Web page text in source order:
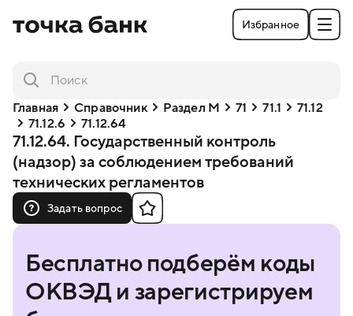
Избранное
Главная Справочник Раздел M 71 71.1
71.12
71.12.6
71.12.64
71.12.64. Государственный контроль
(надзор) за соблюдением требований
технических регламентов
Задать вопрос
Бесплатно подберём коды
ОКВЭД и зарегистрируем